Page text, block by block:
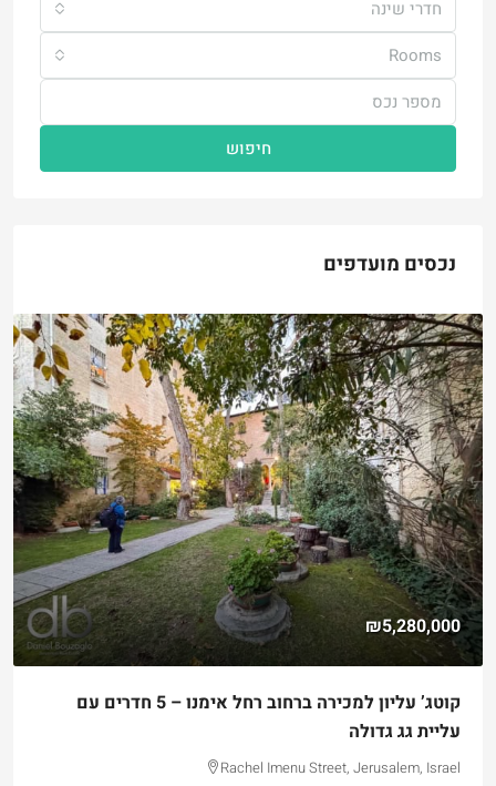
חדרי שינה
Rooms
חיפוש
נכסים מועדפים
₪5,280,000
קוטג’ עליון למכירה ברחוב רחל אימנו – 5 חדרים עם
עליית גג גדולה
Rachel Imenu Street, Jerusalem, Israel